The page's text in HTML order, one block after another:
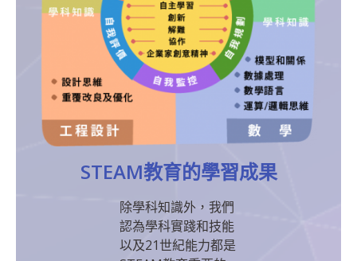
STEAM教育的學習成果
除學科知識外，我們
認為學科實踐和技能
以及21世紀能力都是